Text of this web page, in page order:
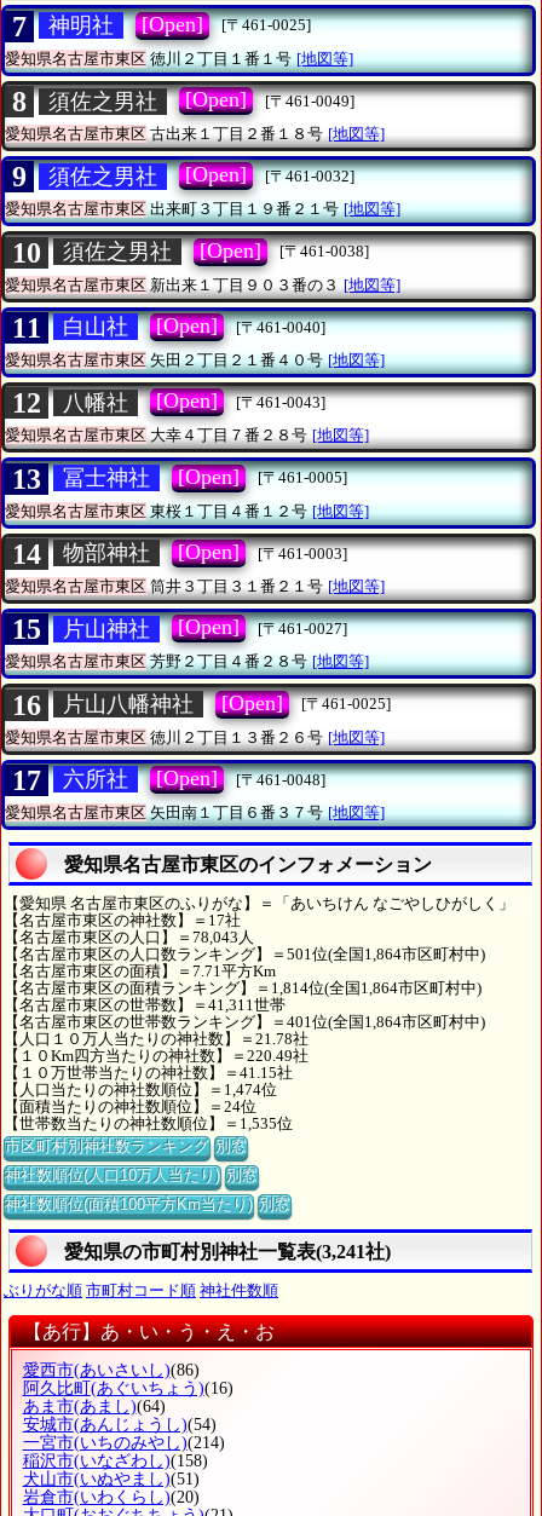
7 神明社 [Open]
[〒461-0025]
愛知県名古屋市東区徳川２丁目１番１号 [地図等]
8 須佐之男社 [Open]
[〒461-0049]
愛知県名古屋市東区古出来１丁目２番１８号 [地図等]
9 須佐之男社 [Open]
[〒461-0032]
愛知県名古屋市東区出来町３丁目１９番２１号 [地図等]
10 須佐之男社 [Open]
[〒461-0038]
愛知県名古屋市東区 新出来１丁目９０３番の３ [地図等]
11 白山社 [Open]
[〒461-0040]
愛知県名古屋市東区矢田２丁目２１番４０号 [地図等]
12 八幡社 [Open]
[〒461-0043]
愛知県名古屋市東区大幸４丁目７番２８号 [地図等]
13 冨士神社 [Open]
[〒461-0005]
愛知県名古屋市東区東桜１丁目４番１２号 [地図等]
14 物部神社 [Open]
[〒461-0003]
愛知県名古屋市東区 筒井３丁目３１番２１号 [地図等]
15 片山神社 [Open]
[〒461-0027]
愛知県名古屋市東区芳野２丁目４番２８号 [地図等]
16 片山八幡神社 [Open]
[〒461-0025]
愛知県名古屋市東区 徳川２丁目１３番２６号 [地図等]
17 六所社 [Open]
[〒461-0048]
愛知県名古屋市東区矢田南１丁目６番３７号 [地図等]
愛知県名古屋市東区のインフォメーション
【愛知県 名古屋市東区のふりがな】＝「あいちけん なごやしひがしく」
【名古屋市東区の神社数】＝17社
【名古屋市東区の人口】＝78,043人
【名古屋市東区の人口数ランキング】＝501位(全国1,864市区町村中)
【名古屋市東区の面積】＝7.71平方Km
【名古屋市東区の面積ランキング】＝1,814位(全国1,864市区町村中)
【名古屋市東区の世帯数】＝41,311世帯
【名古屋市東区の世帯数ランキング】＝401位(全国1,864市区町村中)
【人口１０万人当たりの神社数】＝21.78社
【１０Km四方当たりの神社数】＝220.49社
【１０万世帯当たりの神社数】＝41.15社
【人口当たりの神社数順位】＝1,474位
【面積当たりの神社数順位】＝24位
【世帯数当たりの神社数順位】＝1,535位
市区町村別神社数ランキング 別窓
神社数順位(人口10万人当たり) 別窓
神社数順位(面積100平方Km当たり) 別窓
愛知県の市町村別神社一覧表(3,241社)
ぶりがな順 市町村コード順 神社件数順
【あ行】あ・い・う・え・お
愛西市(あいさいし)(86)
阿久比町(あぐいちょう)(16)
あま市(あまし)(64)
安城市(あんじょうし)(54)
一宮市(いちのみやし)(214)
稲沢市(いなざわし)(158)
犬山市(いぬやまし)(51)
岩倉市(いわくらし)(20)